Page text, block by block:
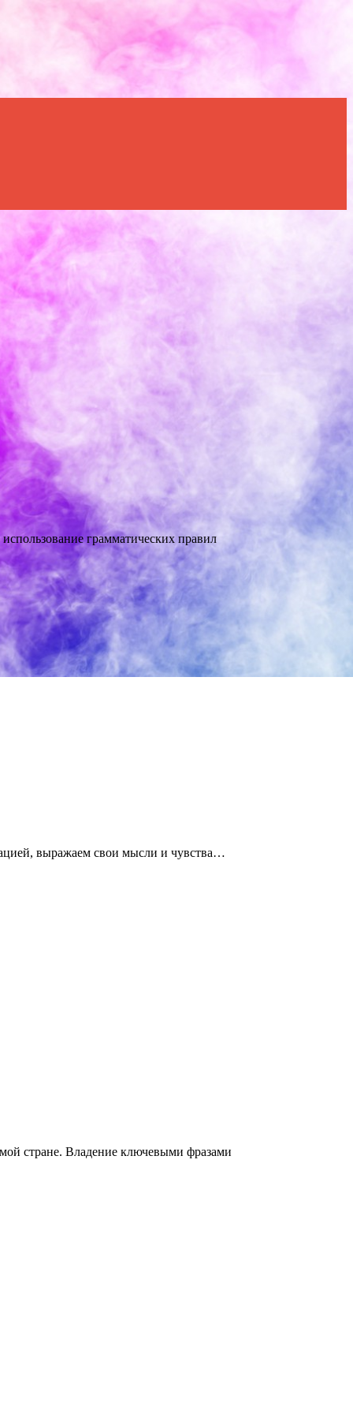
грамматических правил
выражаем свои мысли и чувства…
стране. Владение ключевыми фразами